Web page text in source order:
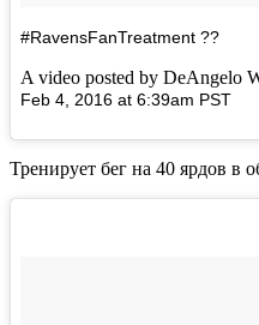
#RavensFanTreatment ??
A video posted by DeAngelo
Feb 4, 2016 at 6:39am PST
Тренирует бег на 40 ярдов в